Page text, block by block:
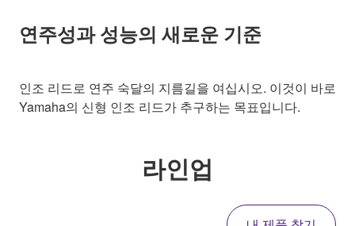
연주성과 성능의 새로운 기준
인조 리드로 연주 숙달의 지름길을 여십시오. 이것이 바로
Yamaha의 신형 인조 리드가 추구하는 목표입니다.
라인업